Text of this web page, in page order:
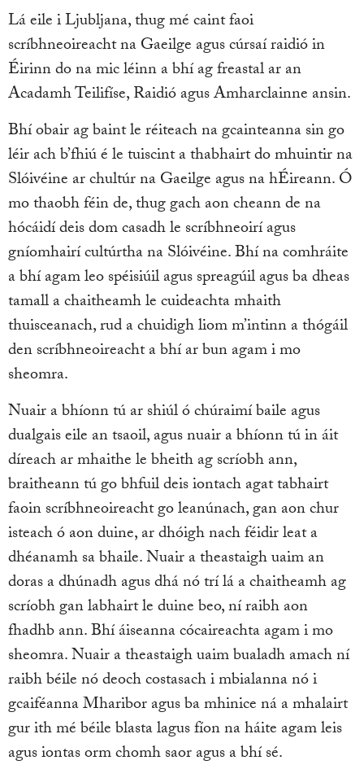
Lá eile i Ljubljana, thug mé caint faoi
scríbhneoireacht na Gaeilge agus cúrsaí raidió in
Éirinn do na mic léinn a bhí ag freastal ar an
Acadamh Teilifíse, Raidió agus Amharclainne ansin.
Bhí obair ag baint le réiteach na gcainteanna sin go
léir ach b’fhiú é le tuiscint a thabhairt do mhuintir na
Slóivéine ar chultúr na Gaeilge agus na hÉireann. Ó
mo thaobh féin de, thug gach aon cheann de na
hócáidí deis dom casadh le scríbhneoirí agus
gníomhairí cultúrtha na Slóivéine. Bhí na comhráite
a bhí agam leo spéisiúil agus spreagúil agus ba dheas
tamall a chaitheamh le cuideachta mhaith
thuisceanach, rud a chuidigh liom m’intinn a thógáil
den scríbhneoireacht a bhí ar bun agam i mo
sheomra.
Nuair a bhíonn tú ar shiúl ó chúraimí baile agus
dualgais eile an tsaoil, agus nuair a bhíonn tú in áit
díreach ar mhaithe le bheith ag scríobh ann,
braitheann tú go bhfuil deis iontach agat tabhairt
faoin scríbhneoireacht go leanúnach, gan aon chur
isteach ó aon duine, ar dhóigh nach féidir leat a
dhéanamh sa bhaile. Nuair a theastaigh uaim an
doras a dhúnadh agus dhá nó trí lá a chaitheamh ag
scríobh gan labhairt le duine beo, ní raibh aon
fhadhb ann. Bhí áiseanna cócaireachta agam i mo
sheomra. Nuair a theastaigh uaim bualadh amach ní
raibh béile nó deoch costasach i mbialanna nó i
gcaiféanna Mharibor agus ba mhinice ná a mhalairt
gur ith mé béile blasta lagus fíon na háite agam leis
agus iontas orm chomh saor agus a bhí sé.